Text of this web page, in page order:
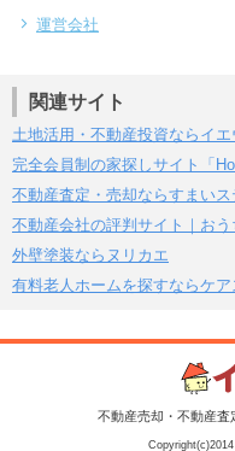
運営会社
関連サイト
土地活用・不動産投資ならイエ
完全会員制の家探しサイト「
不動産査定・売却ならすまいス
不動産会社の評判サイト｜お
外壁塗装ならヌリカエ
有料老人ホームを探すならケ
不動産売却・不動産査